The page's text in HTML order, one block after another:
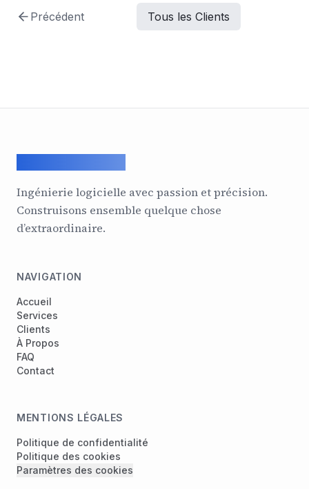
Précédent Tous les Clients
Ingénierie logicielle avec passion et précision.
Construisons ensemble quelque chose
d’extraordinaire.
NAVIGATION
Accueil
Services
Clients
À Propos
FAQ
Contact
MENTIONS LÉGALES
Politique de confidentialité
Politique des cookies
Paramètres des cookies